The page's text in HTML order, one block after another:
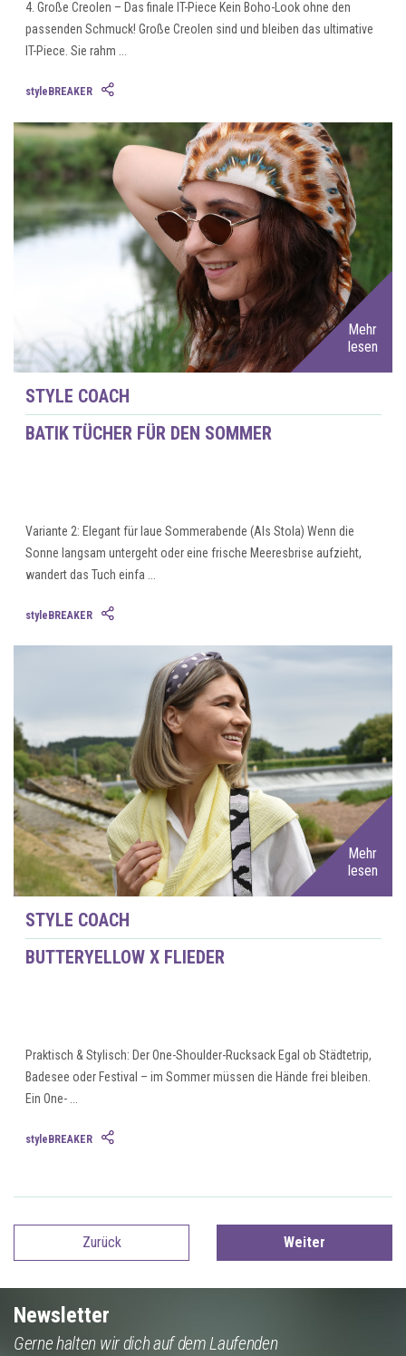
4. Große Creolen – Das finale IT-Piece Kein Boho-Look ohne den
passenden Schmuck! Große Creolen sind und bleiben das ultimative
IT-Piece. Sie rahm ...
styleBREAKER
Mehr
lesen
STYLE COACH
BATIK TÜCHER FÜR DEN SOMMER
Variante 2: Elegant für laue Sommerabende (Als Stola) Wenn die
Sonne langsam untergeht oder eine frische Meeresbrise aufzieht,
wandert das Tuch einfa ...
styleBREAKER
Mehr
lesen
STYLE COACH
BUTTERYELLOW X FLIEDER
Praktisch & Stylisch: Der One-Shoulder-Rucksack Egal ob Städtetrip,
Badesee oder Festival – im Sommer müssen die Hände frei bleiben.
Ein One- ...
styleBREAKER
Zurück Weiter
Newsletter
Gerne halten wir dich auf dem Laufenden